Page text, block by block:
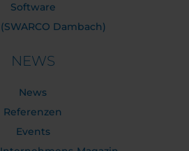
Software
Dambach)
NEWS
News
Referenzen
Events